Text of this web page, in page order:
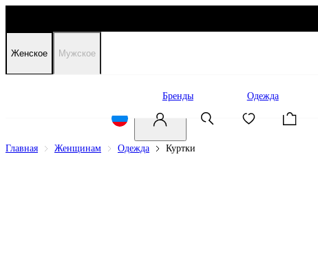
Женское Мужское
Бренды Одежда
Главная Женщинам Одежда Куртки